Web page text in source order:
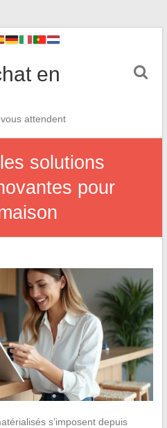
en
attendent
solutions
pour
s’imposent depuis